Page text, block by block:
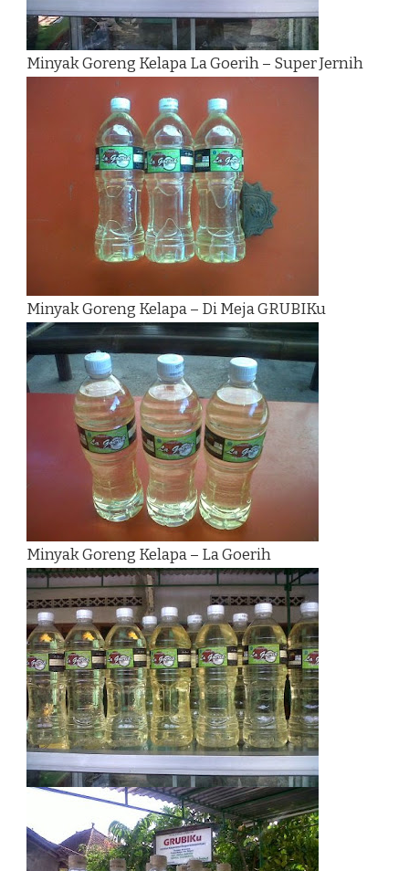
Minyak Goreng Kelapa La Goerih – Super Jernih
Minyak Goreng Kelapa – Di Meja GRUBIKu
Minyak Goreng Kelapa – La Goerih